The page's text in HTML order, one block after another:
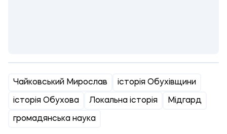
Чайковський Мирослав історія Обухівщини
історія Обухова Локальна історія Мідгард
громадянська наука